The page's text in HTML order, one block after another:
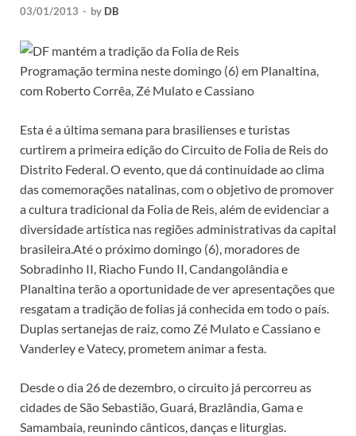
03/01/2013 - by DB
Programação termina neste domingo (6) em Planaltina,
com Roberto Corrêa, Zé Mulato e Cassiano
Esta é a última semana para brasilienses e turistas
curtirem a primeira edição do Circuito de Folia de Reis do
Distrito Federal. O evento, que dá continuidade ao clima
das comemorações natalinas, com o objetivo de promover
a cultura tradicional da Folia de Reis, além de evidenciar a
diversidade artística nas regiões administrativas da capital
brasileira.Até o próximo domingo (6), moradores de
Sobradinho II, Riacho Fundo II, Candangolândia e
Planaltina terão a oportunidade de ver apresentações que
resgatam a tradição de folias já conhecida em todo o país.
Duplas sertanejas de raiz, como Zé Mulato e Cassiano e
Vanderley e Vatecy, prometem animar a festa.
Desde o dia 26 de dezembro, o circuito já percorreu as
cidades de São Sebastião, Guará, Brazlândia, Gama e
Samambaia, reunindo cânticos, danças e liturgias.